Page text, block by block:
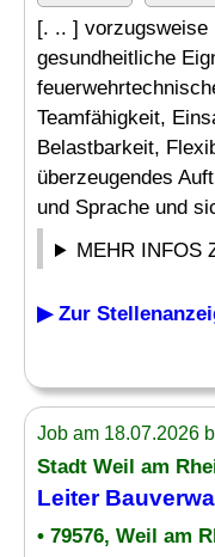
[. .. ] vorzugsweise
gesundheitliche
Teamfähigkeit,
Belastbarkeit,
überzeugendes
und Sprache und
MEHR INFOS
▶ Zur
Job am 18.07.2026
Stadt Weil am
Leiter
• 79576, Weil am